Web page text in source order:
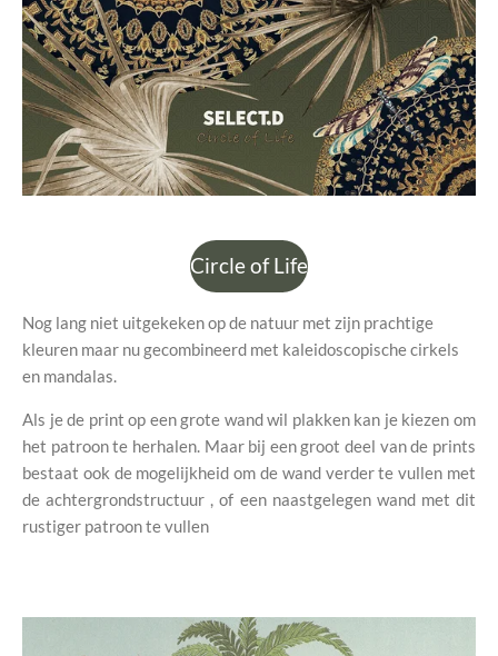
Circle of Life
Nog lang niet uitgekeken op de natuur met zijn prachtige
kleuren maar nu gecombineerd met kaleidoscopische cirkels
en mandalas.
Als je de print op een grote wand wil plakken kan je kiezen om
het patroon te herhalen. Maar bij een groot deel van de prints
bestaat ook de mogelijkheid om de wand verder te vullen met
de achtergrondstructuur , of een naastgelegen wand met dit
rustiger patroon te vullen